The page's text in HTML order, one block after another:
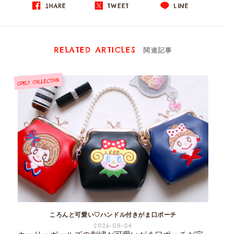
SHARE TWEET LINE
RELATED ARTICLES 関連記事
ころんと可愛い♡ハンドル付きがま口ポーチ
2026-08-04